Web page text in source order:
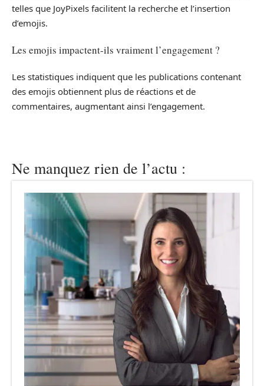
telles que JoyPixels facilitent la recherche et l’insertion
d’emojis.
Les emojis impactent-ils vraiment l’engagement ?
Les statistiques indiquent que les publications contenant
des emojis obtiennent plus de réactions et de
commentaires, augmentant ainsi l’engagement.
Ne manquez rien de l’actu :